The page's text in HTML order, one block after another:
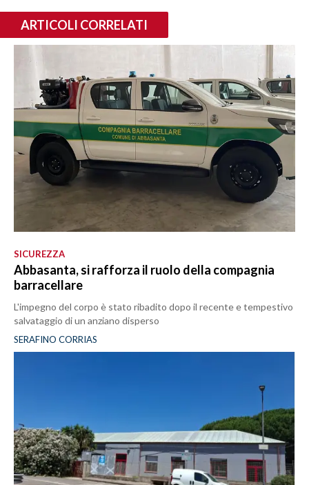
ARTICOLI CORRELATI
SICUREZZA
Abbasanta, si rafforza il ruolo della compagnia
barracellare
L'impegno del corpo è stato ribadito dopo il recente e tempestivo
salvataggio di un anziano disperso
SERAFINO CORRIAS